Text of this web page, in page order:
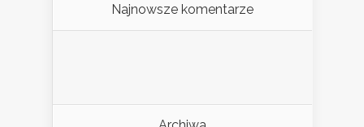
Najnowsze komentarze